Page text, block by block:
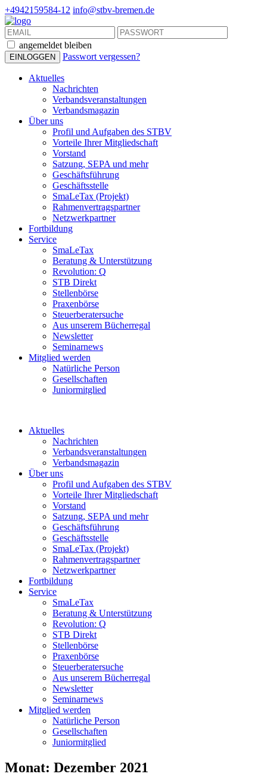
+4942159584-12 info@stbv-bremen.de
angemeldet bleiben
Passwort vergessen?
Aktuelles
Nachrichten
Verbandsveranstaltungen
Verbandsmagazin
Über uns
Profil und Aufgaben des STBV
Vorteile Ihrer Mitgliedschaft
Vorstand
Satzung, SEPA und mehr
Geschäftsführung
Geschäftsstelle
SmaLeTax (Projekt)
Rahmenvertragspartner
Netzwerkpartner
Fortbildung
Service
SmaLeTax
Beratung & Unterstützung
Revolution: Q
STB Direkt
Stellenbörse
Praxenbörse
Steuerberatersuche
Aus unserem Bücherregal
Newsletter
Seminarnews
Mitglied werden
Natürliche Person
Gesellschaften
Juniormitglied
Aktuelles
Nachrichten
Verbandsveranstaltungen
Verbandsmagazin
Über uns
Profil und Aufgaben des STBV
Vorteile Ihrer Mitgliedschaft
Vorstand
Satzung, SEPA und mehr
Geschäftsführung
Geschäftsstelle
SmaLeTax (Projekt)
Rahmenvertragspartner
Netzwerkpartner
Fortbildung
Service
SmaLeTax
Beratung & Unterstützung
Revolution: Q
STB Direkt
Stellenbörse
Praxenbörse
Steuerberatersuche
Aus unserem Bücherregal
Newsletter
Seminarnews
Mitglied werden
Natürliche Person
Gesellschaften
Juniormitglied
Monat: Dezember 2021